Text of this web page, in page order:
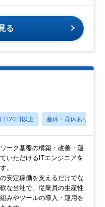
る
120日以上 産休・育休あり
ーク基盤の構築・改善・運
いただけるITエンジニアを
。
安定稼働を支えるだけでな
な当社で、従業員の生産性
みやツールの導入・運用を